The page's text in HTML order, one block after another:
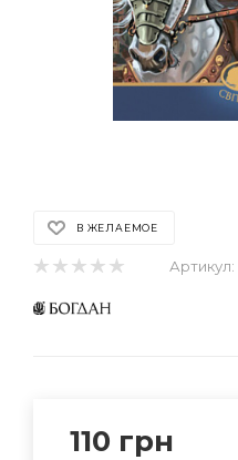
В ЖЕЛАЕМОЕ
Артикул:
110 грн